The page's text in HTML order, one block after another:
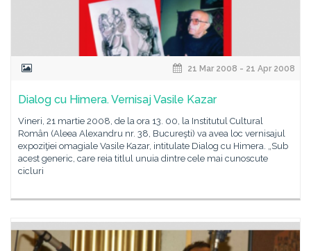
21 Mar 2008 - 21 Apr 2008
Dialog cu Himera. Vernisaj Vasile Kazar
Vineri, 21 martie 2008, de la ora 13. 00, la Institutul Cultural
Român (Aleea Alexandru nr. 38, Bucureşti) va avea loc vernisajul
expoziţiei omagiale Vasile Kazar, intitulate Dialog cu Himera. „Sub
acest generic, care reia titlul unuia dintre cele mai cunoscute
cicluri